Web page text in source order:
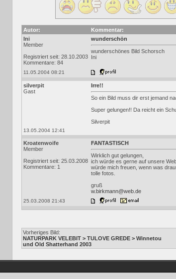
Autor:
Kommentar:
Ini
Member
Registriert seit: 28.10.2003
Kommentare: 84
wunderschön
wunderschönes Bild Schorsch
Ini
11.05.2004 08:21
silverpit
Gast
Irre!!
So ein Bild muss dir erst jemand
Super gelungen!! Da reicht ein
Silverpit
13.05.2004 12:41
Kroatenwoife
Member
Registriert seit: 25.03.2008
Kommentare: 1
FANTASTISCH
Wirklich gut gelungen,
ich würde es gerne auf unsere
würde mich freuen, wenn was
tolle fotos.
gruß
w.birkmann@web.de
25.03.2008 21:43
Vorheriges Bild:
NATURPARK VELEBIT > TULOVE GREDE > Winnetou
und Old Shatterhand 2003